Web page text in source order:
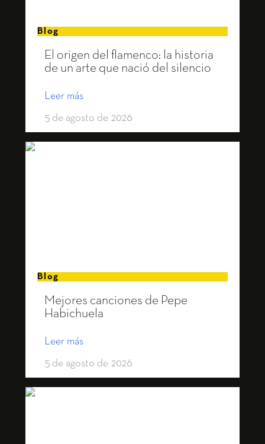
Blog
El origen del flamenco: la historia
de un arte que nació del silencio
Leer más
5 de agosto de 2026
Blog
Mejores canciones de Pepe
Habichuela
Leer más
5 de agosto de 2026